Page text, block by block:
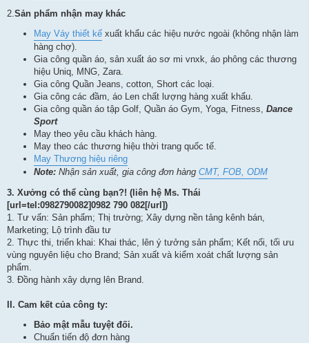
2.Sản phẩm nhận may khác
May Váy thiết kế xuất khẩu các hiệu nước ngoài (không nhận làm
hàng chợ).
Gia công quần áo, sản xuất áo sơ mi vnxk, áo phông các thương
hiệu Uniq, MNG, Zara.
Gia công Quần Jeans, cotton, Short các loại.
Gia công các đầm, áo Len chất lượng hàng xuất khẩu.
Gia công quần áo tập Golf, Quần áo Gym, Yoga, Fitness, Dance
Sport
May theo yêu cầu khách hàng.
May theo các thương hiệu thời trang quốc tế.
May Thương hiệu riêng
Note: Nhận sản xuất, gia công đơn hàng CMT, FOB, ODM
3. Xưởng có thể cùng bạn?! (liên hệ Ms. Thái
[url=tel:0982790082]0982 790 082[/url])
1. Tư vấn: Sản phẩm; Thị trường; Xây dựng nền tảng kênh bán,
Marketing; Lộ trình đầu tư
2. Thực thi, triển khai: Khai thác, lên ý tưởng sản phẩm; Kết nối, tối ưu
vùng nguyên liệu cho Brand; Sản xuất và kiểm xoát chất lượng sản
phẩm.
3. Đồng hành xây dựng lên Brand.
II. Cam kết của công ty:
Bảo mật mẫu tuyệt đối.
Chuẩn tiến độ đơn hàng